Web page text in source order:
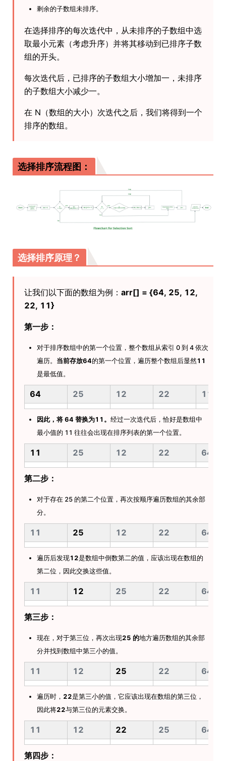
剩余的子数组未排序。
在选择排序的每次迭代中，从未排序的子数组中选
取最小元素（考虑升序）并将其移动到已排序子数
组的开头。
每次迭代后，已排序的子数组大小增加一，未排序
的子数组大小减少一。
在 N（数组的大小）次迭代之后，我们将得到一个
排序的数组。
选择排序流程图：
选择排序原理？
让我们以下面的数组为例： arr[] = {64, 25, 12,
22, 11}
第一步：
对于排序数组中的第一个位置，整个数组从索引 0 到 4 依次
遍历。 当前存放64的第一个位置，遍历整个数组后显然11
是最低值。
64 25 12 22 11
因此，将 64 替换为11。 经过一次迭代后，恰好是数组中
最小值的 11 往往会出现在排序列表的第一个位置。
11 25 12 22 64
第二步：
对于存在 25 的第二个位置，再次按顺序遍历数组的其余部
分。
11 25 12 22 64
遍历后发现12是数组中倒数第二的值，应该出现在数组的
第二位，因此交换这些值。
11 12 25 22 64
第三步：
现在，对于第三位，再次出现25 的地方遍历数组的其余部
分并找到数组中第三小的值。
11 12 25 22 64
遍历时， 22是第三小的值，它应该出现在数组的第三位，
因此将22与第三位的元素交换。
11 12 22 25 64
第四步：